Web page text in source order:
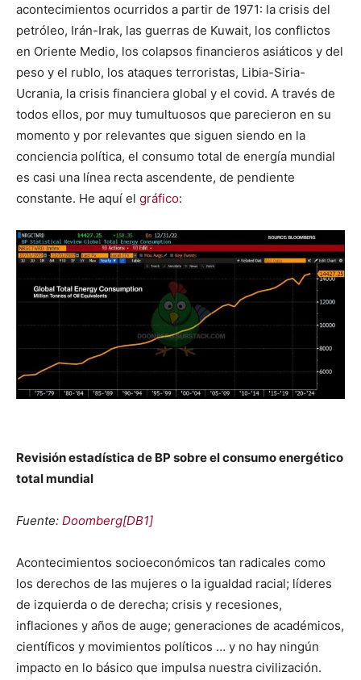
acontecimientos ocurridos a partir de 1971: la crisis del
petróleo, Irán-Irak, las guerras de Kuwait, los conflictos
en Oriente Medio, los colapsos financieros asiáticos y del
peso y el rublo, los ataques terroristas, Libia-Siria-
Ucrania, la crisis financiera global y el covid. A través de
todos ellos, por muy tumultuosos que parecieron en su
momento y por relevantes que siguen siendo en la
conciencia política, el consumo total de energía mundial
es casi una línea recta ascendente, de pendiente
constante. He aquí el gráfico:
Revisión estadística de BP sobre el consumo energético
total mundial
Fuente: Doomberg[DB1]
Acontecimientos socioeconómicos tan radicales como
los derechos de las mujeres o la igualdad racial; líderes
de izquierda o de derecha; crisis y recesiones,
inflaciones y años de auge; generaciones de académicos,
científicos y movimientos políticos … y no hay ningún
impacto en lo básico que impulsa nuestra civilización.